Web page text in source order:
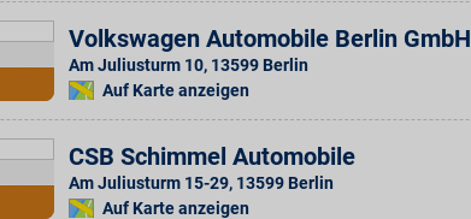
Volkswagen Automobile Berlin GmbH
Am Juliusturm 10, 13599 Berlin
Auf Karte anzeigen
CSB Schimmel Automobile
Am Juliusturm 15-29, 13599 Berlin
Auf Karte anzeigen